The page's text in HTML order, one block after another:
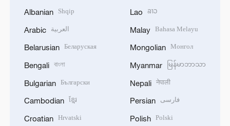
Albanian Shqip
Arabic العربية
Belarusian Беларуская
Bengali বাংলা
Bulgarian Български
Cambodian ខ្មែរ
Croatian Hrvatski
Lao ລາວ
Malay Bahasa Melayu
Mongolian Монгол
Myanmar မြန်မာဘာသာ
Nepali नेपाली
Persian فارسی
Polish Polski